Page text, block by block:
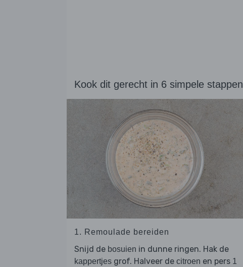
Kook dit gerecht in 6 simpele stappen
1. Remoulade bereiden
Snijd de bosuien in dunne ringen. Hak de
kappertjes grof. Halveer de citroen en pers 1